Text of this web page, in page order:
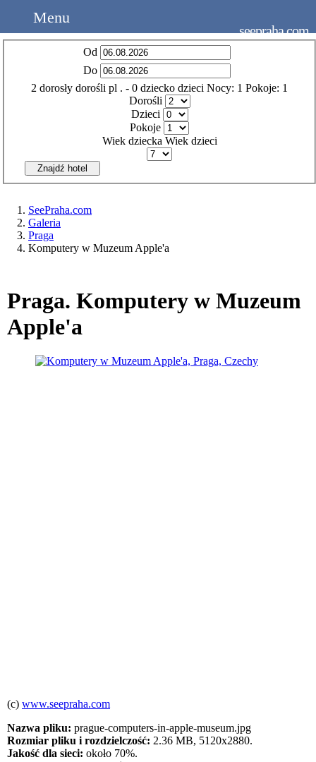
Menu
seepraha.com
Od
Do
2 dorosły dorośli pl . - 0 dziecko dzieci Nocy: 1 Pokoje: 1
Dorośli
Dzieci
Pokoje
Wiek dziecka Wiek dzieci
Znajdź hotel
SeePraha.com
Galeria
Praga
Komputery w Muzeum Apple'a
Praga. Komputery w Muzeum
Apple'a
(c) www.seepraha.com
Nazwa pliku: prague-computers-in-apple-museum.jpg
Rozmiar pliku i rozdzielczość: 2.36 MB, 5120x2880.
Jakość dla sieci: około 70%.